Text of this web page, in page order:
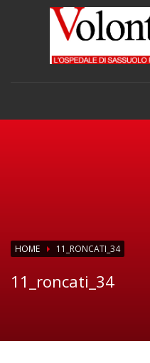
HOME 11_RONCATI_34
11_roncati_34